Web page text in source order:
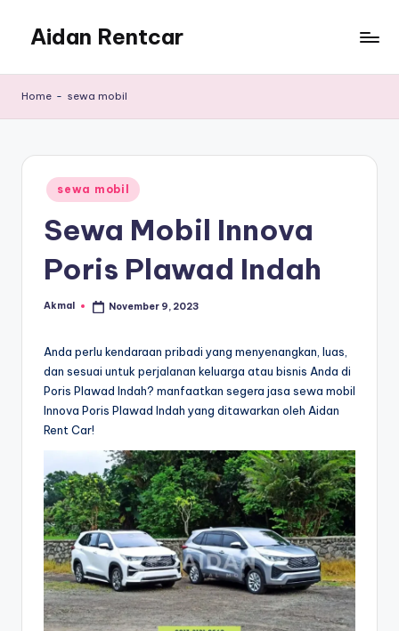
content
Aidan Rentcar
Murah
Home - sewa mobil
Posted
in
sewa mobil
Sewa Mobil Innova
Poris Plawad Indah
Posted
Akmal November 9, 2023
Anda perlu kendaraan pribadi yang menyenangkan, luas,
dan sesuai untuk perjalanan keluarga atau bisnis Anda di
Poris Plawad Indah? manfaatkan segera jasa sewa mobil
Innova Poris Plawad Indah yang ditawarkan oleh Aidan
Rent Car!